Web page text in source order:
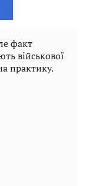
факт
військової
практику.